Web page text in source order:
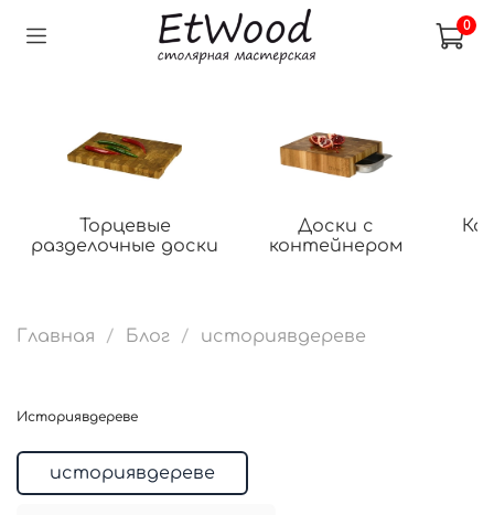
0
Торцевые
разделочные доски
Доски с
контейнером
Главная Блог историявдереве
историявдереве
историявдереве